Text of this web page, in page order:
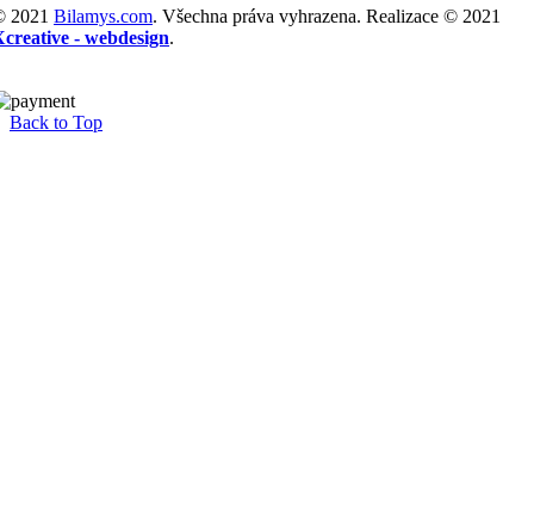
2021 Bilamys.com. Všechna práva vyhrazena. Realizace © 2021
- webdesign.
Back to Top